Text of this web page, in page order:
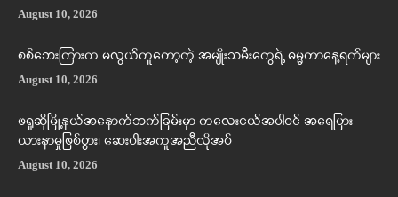
August 10, 2026
စစ်ဘေးကြားက မလွယ်ကူတော့တဲ့ အမျိုးသမီးတွေရဲ့ ဓမ္မတာနေ့ရက်များ
August 10, 2026
ဖရူဆိုမြို့နယ်အနောက်ဘက်ခြမ်းမှာ ကလေးငယ်အပါဝင် အရေပြား
ယားနာမှုဖြစ်ပွား၊ ဆေးဝါးအကူအညီလိုအပ်
August 10, 2026